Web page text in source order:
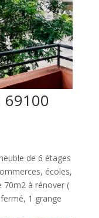
69100
de 6 étages
écoles,
à rénover (
1 grange